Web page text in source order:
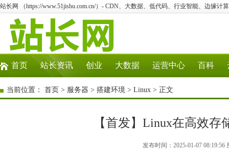
站长网 （https://www.51jishu.com.cn/）- CDN、大数据、低代码、行业智能、边缘计
首页 站长资讯 创业 大数据 运营中心 百科
当前位置： 首页 > 服务器 > 搭建环境 > Linux > 正文
【首发】Linux在高效
发布时间：2025-01-07 08:19:56